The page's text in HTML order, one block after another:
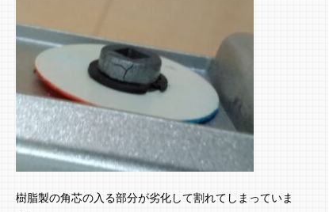
樹脂製の角芯の入る部分が劣化して割れてしまっていま